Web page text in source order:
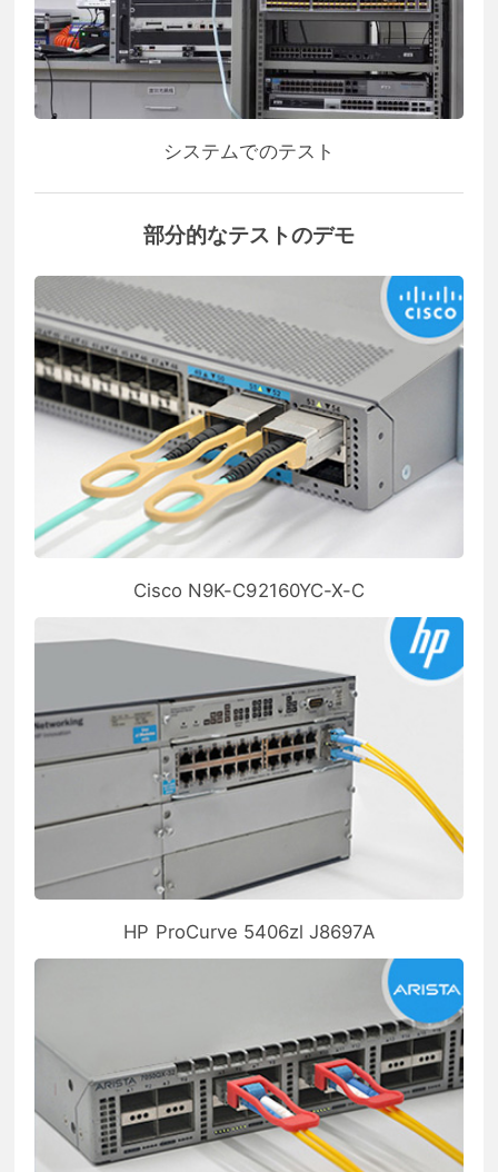
システムでのテスト
部分的なテストのデモ
Cisco N9K-C92160YC-X-C
HP ProCurve 5406zl J8697A